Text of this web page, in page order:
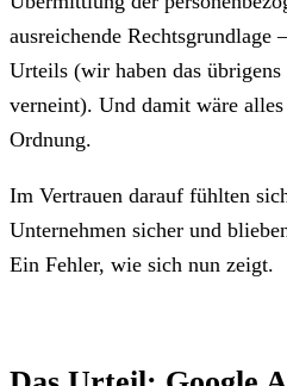
ausreichende Rechtsgrundlage
Urteils (wir haben das
verneint). Und damit wäre
Ordnung.
Im Vertrauen darauf fühlten
Unternehmen sicher und
Ein Fehler, wie sich nun zeigt.